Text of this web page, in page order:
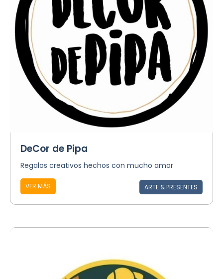
DeCor de Pipa
Regalos creativos hechos con mucho amor
VER MÁS ARTE & PRESENTES